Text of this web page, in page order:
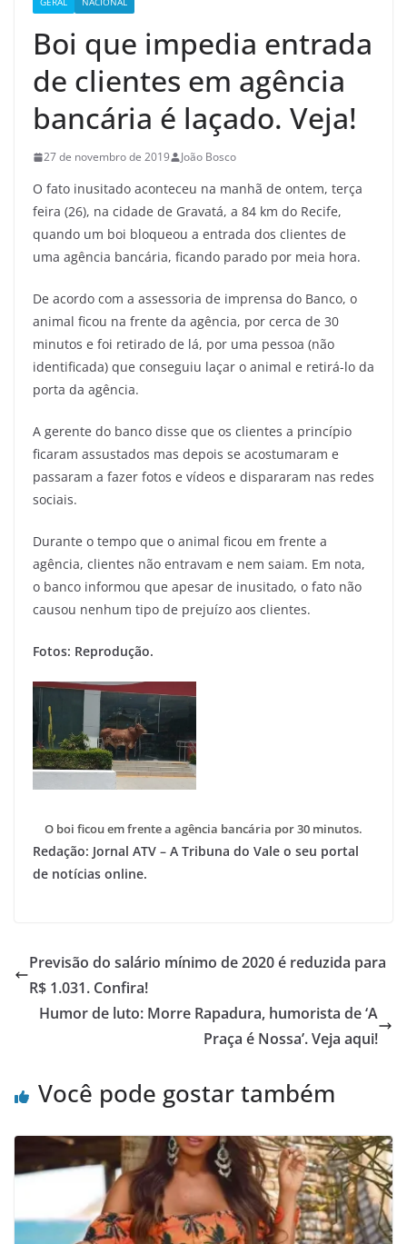
Boi que impedia entrada
de clientes em agência
bancária é laçado. Veja!
27 de novembro de 2019 João Bosco
O fato inusitado aconteceu na manhã de ontem, terça
feira (26), na cidade de Gravatá, a 84 km do Recife,
quando um boi bloqueou a entrada dos clientes de
uma agência bancária, ficando parado por meia hora.
De acordo com a assessoria de imprensa do Banco, o
animal ficou na frente da agência, por cerca de 30
minutos e foi retirado de lá, por uma pessoa (não
identificada) que conseguiu laçar o animal e retirá-lo da
porta da agência.
A gerente do banco disse que os clientes a princípio
ficaram assustados mas depois se acostumaram e
passaram a fazer fotos e vídeos e dispararam nas redes
sociais.
Durante o tempo que o animal ficou em frente a
agência, clientes não entravam e nem saiam. Em nota,
o banco informou que apesar de inusitado, o fato não
causou nenhum tipo de prejuízo aos clientes.
Fotos: Reprodução.
O boi ficou em frente a agência bancária por 30 minutos.
Redação: Jornal ATV – A Tribuna do Vale o seu portal
de notícias online.
Previsão do salário mínimo de 2020 é reduzida para
R$ 1.031. Confira!
Humor de luto: Morre Rapadura, humorista de ‘A
Praça é Nossa’. Veja aqui!
Você pode gostar também